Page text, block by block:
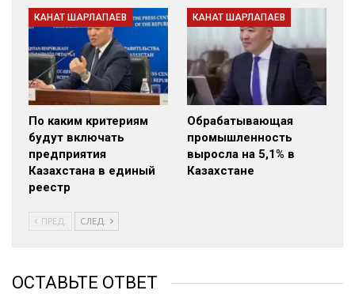
КАНАТ ШАРЛАПАЕВ
По каким критериям
будут включать
предприятия
Казахстана в единый
реестр
КАНАТ ШАРЛАПАЕВ
Обрабатывающая
промышленность
выросла на 5,1% в
Казахстане
ПРЕД. СЛЕД.
ОСТАВЬТЕ ОТВЕТ